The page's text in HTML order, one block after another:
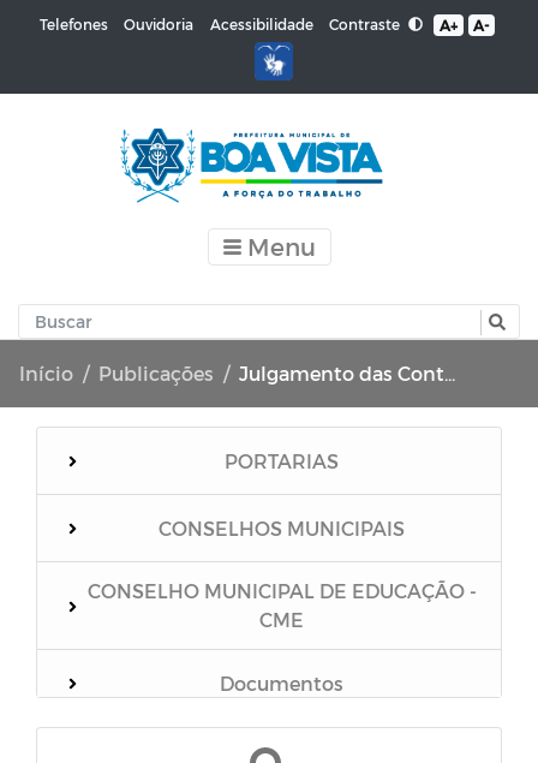
Telefones Ouvidoria Acessibilidade Contraste A+ A-
Menu
Início Publicações Julgamento das Contas do Poder Executivo pelo Poder Legislativo
PORTARIAS
CONSELHOS MUNICIPAIS
CONSELHO MUNICIPAL DE EDUCAÇÃO -
CME
Documentos
Coronavírus